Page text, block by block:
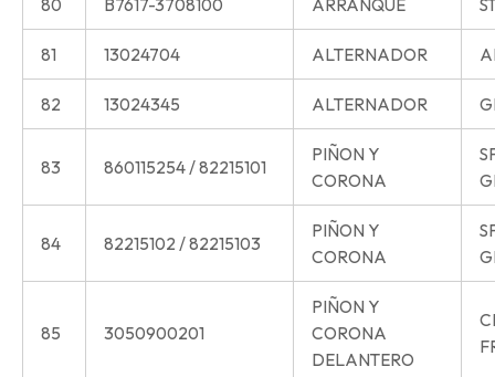
80 B7617-3708100 ARRANQUE
81 13024704 ALTERNADOR
82 13024345 ALTERNADOR
83 860115254 / 82215101
PIÑON Y
CORONA
84 82215102 / 82215103
PIÑON Y
CORONA
85 3050900201
PIÑON Y
CORONA
DELANTERO